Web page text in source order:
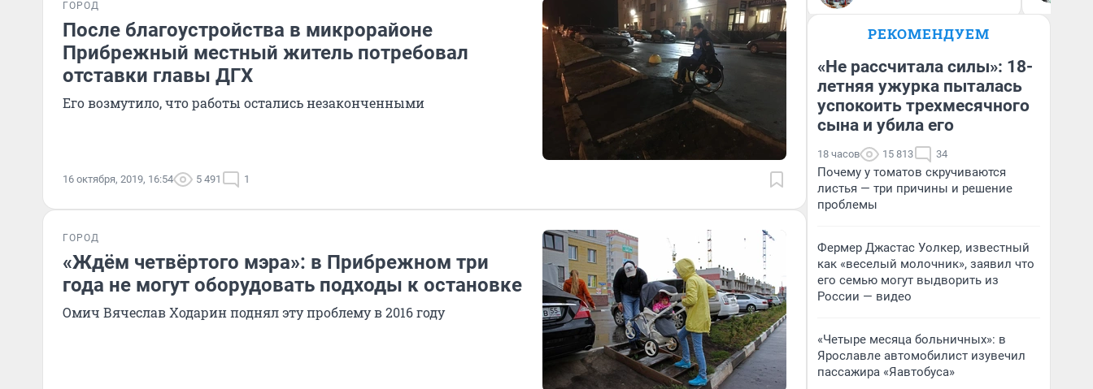
ГОРОД
После благоустройства в микрорайоне
Прибрежный местный житель потребовал
отставки главы ДГХ
Его возмутило, что работы остались незаконченными
16 октября, 2019, 16:54 5 491 1
ГОРОД
«Ждём четвёртого мэра»: в Прибрежном три
года не могут оборудовать подходы к остановке
Омич Вячеслав Ходарин поднял эту проблему в 2016 году
РЕКОМЕНДУЕМ
«Не рассчитала силы»: 18-
летняя ужурка пыталась
успокоить трехмесячного
сына и убила его
18 часов 15 813 34
Почему у томатов скручиваются
листья — три причины и решение
проблемы
Фермер Джастас Уолкер, известный
как «веселый молочник», заявил что
его семью могут выдворить из
России — видео
«Четыре месяца больничных»: в
Ярославле автомобилист изувечил
пассажира «Яавтобуса»